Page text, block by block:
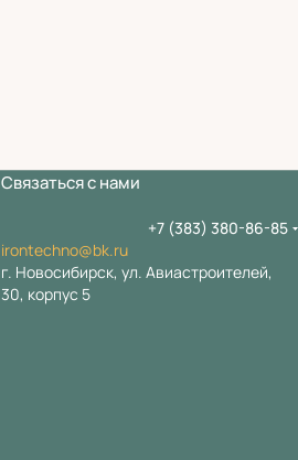
Связаться с нами
+7 (383) 380-86-85
irontechno@bk.ru
г. Новосибирск, ул. Авиастроителей,
30, корпус 5